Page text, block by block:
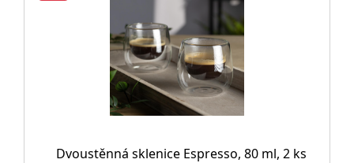
Dvoustěnná sklenice Espresso, 80 ml, 2 ks